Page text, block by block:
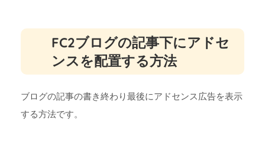
FC2ブログの記事下にアドセ
ンスを配置する方法
ブログの記事の書き終わり最後にアドセンス広告を表示
する方法です。